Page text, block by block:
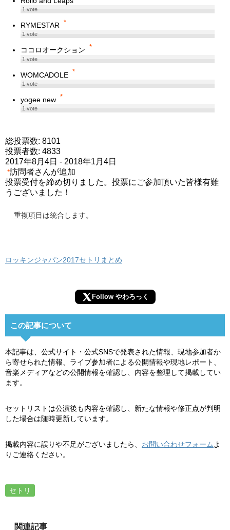
1vote
RYMESTAR *
1vote
ココロオークション *
1vote
WOMCADOLE *
1vote
yogee new *
1vote
総投票数: 8101
投票者数: 4833
2017年8月4日 - 2018年1月4日
*訪問者さんが追加
投票受付を締め切りました。投票にご参加頂いた皆様有難
うございました！
重複項目は統合します。
ロッキンジャパン2017セトリまとめ
Follow やわろっく
この記事について
本記事は、公式サイト・公式SNSで発表された情報、現地参加者か
ら寄せられた情報、ライブ参加者による公開情報や現地レポート、
音楽メディアなどの公開情報を確認し、内容を整理して掲載してい
ます。
セットリストは公演後も内容を確認し、新たな情報や修正点が判明
した場合は随時更新しています。
掲載内容に誤りや不足がございましたら、 お問い合わせフォーム よ
りご連絡ください。
セトリ
関連記事